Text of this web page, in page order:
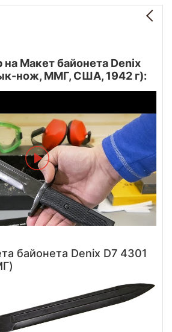
на Макет байонета Denix
нож, ММГ, США, 1942 г):
байонета Denix D7 4301